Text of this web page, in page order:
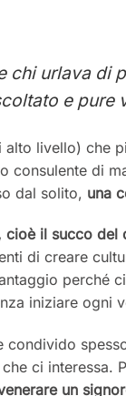
chi urlava di
e pure
livello) che
consulente di
dal solito, una
cioè il succo del
di creare
perché
iniziare ogni
condivido
ci interessa.
un